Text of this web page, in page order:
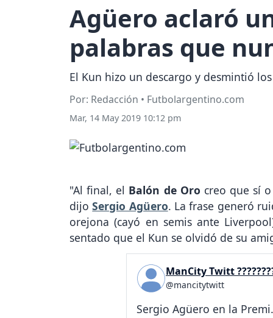
Agüero aclaró
palabras que
El Kun hizo un descargo y desmintió
Por: Redacción • Futbolargentino.com
Mar, 14 May 2019 10:12 pm
"Al final, el Balón de Oro creo que sí
dijoSergio Agüero. La frase generó
orejona (cayó en semis ante
sentado que el Kun se olvidó de su
ManCity Twitt
@mancitytwitt
Sergio Agüero en la